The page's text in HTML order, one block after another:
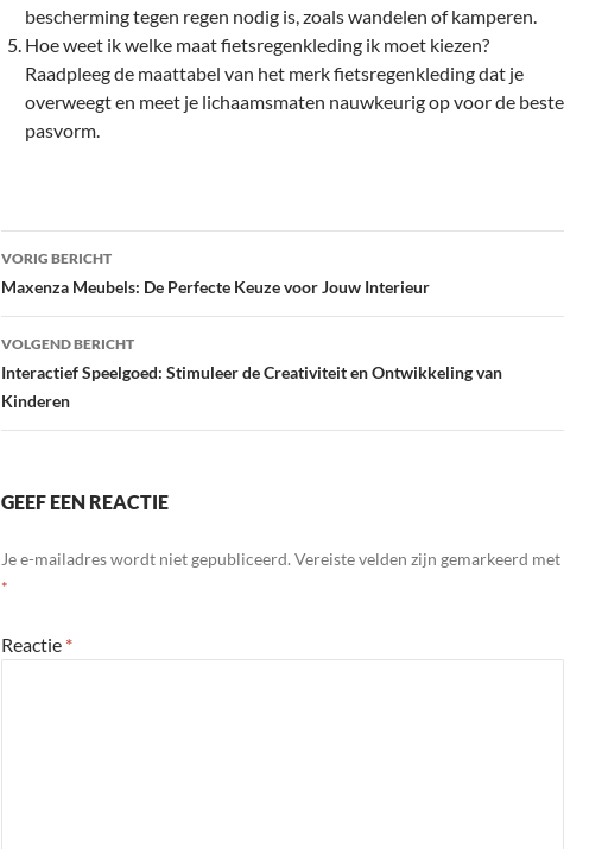
bescherming tegen regen nodig is, zoals wandelen of kamperen.
Hoe weet ik welke maat fietsregenkleding ik moet kiezen?
Raadpleeg de maattabel van het merk fietsregenkleding dat je
overweegt en meet je lichaamsmaten nauwkeurig op voor de beste
pasvorm.
Bericht
navigatie
VORIG BERICHT
Maxenza Meubels: De Perfecte Keuze voor Jouw Interieur
VOLGEND BERICHT
Interactief Speelgoed: Stimuleer de Creativiteit en Ontwikkeling van
Kinderen
GEEF EEN REACTIE
Je e-mailadres wordt niet gepubliceerd. Vereiste velden zijn gemarkeerd met
*
Reactie *